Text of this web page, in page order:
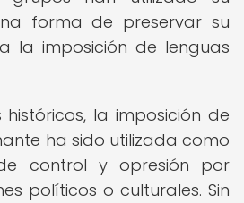
forma de preservar su
la imposición de lenguas
históricos, la imposición de
ha sido utilizada como
control y opresión por
políticos o culturales. Sin